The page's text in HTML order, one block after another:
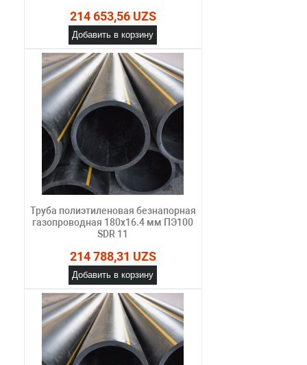
214 653,56 UZS
Добавить в корзину
Труба полиэтиленовая безнапорная
газопроводная 180х16.4 мм ПЭ100
SDR 11
214 788,31 UZS
Добавить в корзину